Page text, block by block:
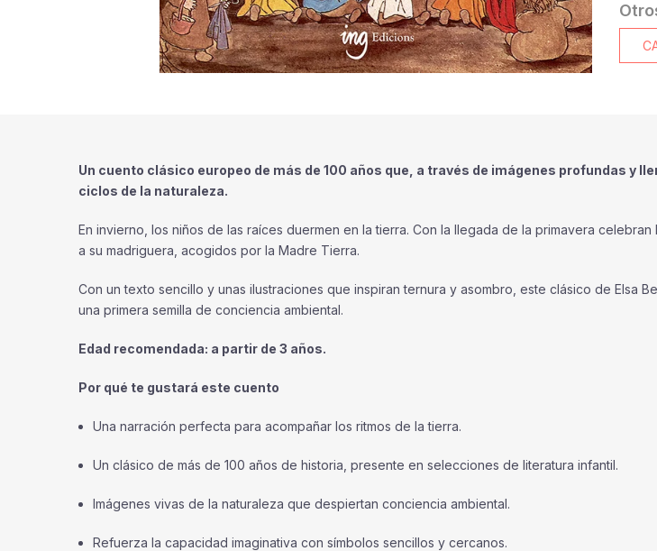
Un cuento clásico europeo de más de 100 años que, a través de imágenes profundas y
ciclos de la naturaleza.
En invierno, los niños de las raíces duermen en la tierra. Con la llegada de la primavera
a su madriguera, acogidos por la Madre Tierra.
Con un texto sencillo y unas ilustraciones que inspiran ternura y asombro, este clásico de Elsa
una primera semilla de conciencia ambiental.
Edad recomendada: a partir de 3 años.
Por qué te gustará este cuento
Una narración perfecta para acompañar los ritmos de la tierra.
Un clásico de más de 100 años de historia, presente en selecciones de literatura infantil.
Imágenes vivas de la naturaleza que despiertan conciencia ambiental.
Refuerza la capacidad imaginativa con símbolos sencillos y cercanos.